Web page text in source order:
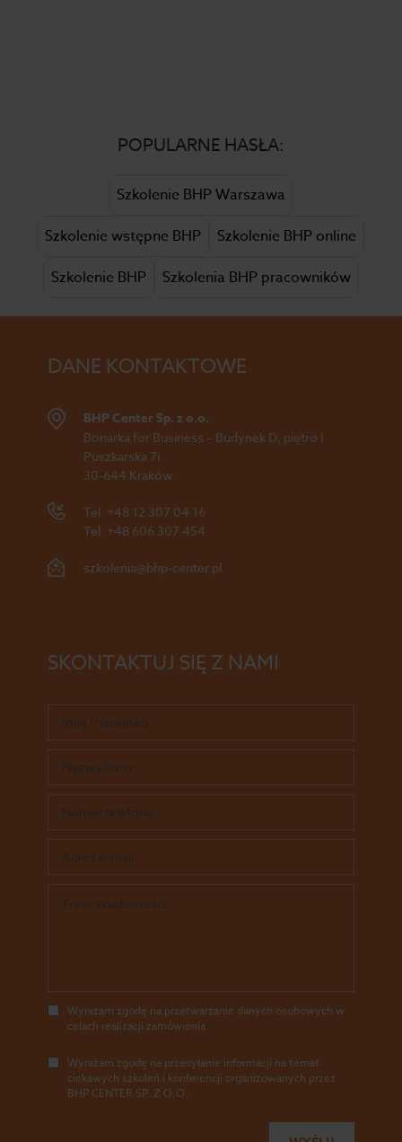
POPULARNE HASŁA:
Szkolenie BHP Warszawa
Szkolenie wstępne BHP
Szkolenie BHP online
Szkolenie BHP
Szkolenia BHP pracowników
DANE KONTAKTOWE
BHP Center Sp. z o.o.
Bonarka for Business – Budynek D, piętro I
Puszkarska 7i
30-644 Kraków
Tel. +48 12 307 04 16
Tel. +48 606 307 454
szkolenia@bhp-center.pl
SKONTAKTUJ SIĘ Z NAMI
Wyrażam zgodę na przetwarzanie danych osobowych w
celach realizacji zamówienia
Wyrażam zgodę na przesyłanie informacji na temat
ciekawych szkoleń i konferencji organizowanych przez
BHP CENTER SP. Z O.O.